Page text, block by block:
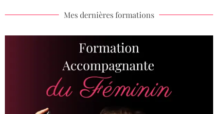
Mes dernières formations